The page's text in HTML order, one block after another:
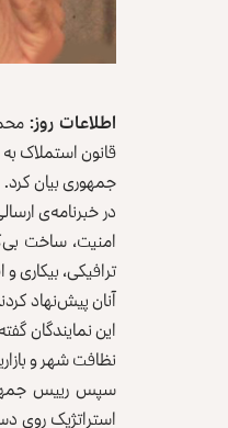
اطلاعات روز:
قانون استملاک
جمهوری بیان کرد.
در خبرنامه‌ی
امنیت، ساخت
ترافیکی،
آنان پیش‌نهاد
این نمایندگان
نظافت شهر و
سپس رییس جمهور
استراتژیک روی